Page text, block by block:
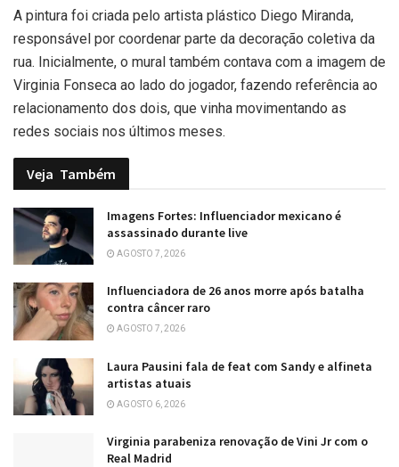
A pintura foi criada pelo artista plástico Diego Miranda,
responsável por coordenar parte da decoração coletiva da
rua. Inicialmente, o mural também contava com a imagem de
Virginia Fonseca ao lado do jogador, fazendo referência ao
relacionamento dos dois, que vinha movimentando as
redes sociais nos últimos meses.
Veja Também
Imagens Fortes: Influenciador mexicano é
assassinado durante live
AGOSTO 7, 2026
Influenciadora de 26 anos morre após batalha
contra câncer raro
AGOSTO 7, 2026
Laura Pausini fala de feat com Sandy e alfineta
artistas atuais
AGOSTO 6, 2026
Virginia parabeniza renovação de Vini Jr com o
Real Madrid